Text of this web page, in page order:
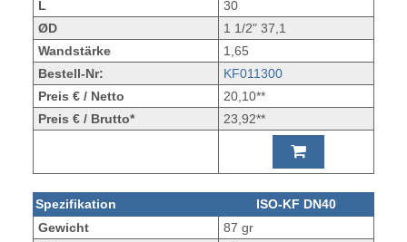
L
30
ØD
1 1/2" 37,1
Wandstärke
1,65
Bestell-Nr:
KF011300
Preis € / Netto
20,10**
Preis € / Brutto*
23,92**
Spezifikation
ISO-KF DN40
Gewicht
87 gr